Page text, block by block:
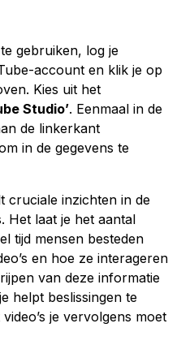
gebruiken, log je
account en klik je op
Kies uit het
Studio’. Eenmaal in de
de linkerkant
in de gegevens te
cruciale inzichten in de
Het laat je het aantal
tijd mensen besteden
en hoe ze interageren
van deze informatie
helpt beslissingen te
je vervolgens moet